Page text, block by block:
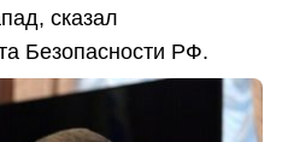
сказал
Безопасности РФ.